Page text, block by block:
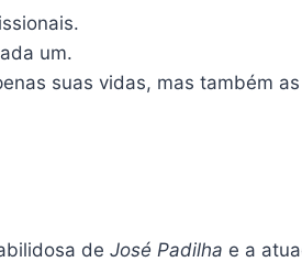
um.
suas vidas, mas também
de José Padilha e a